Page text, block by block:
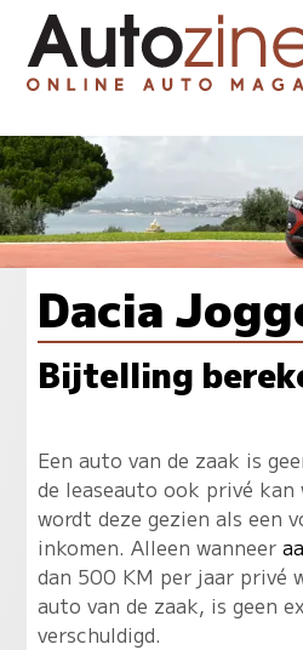
Dacia
Bijtelling
Een auto van de zaak is
de leaseauto ook privé
wordt deze gezien als een
inkomen. Alleen wanneer
dan 500 KM per jaar privé
auto van de zaak, is geen
verschuldigd.